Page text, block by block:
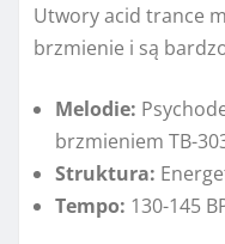
Utwory acid trance
brzmienie i są
Melodie:
brzmieniem TB-
Struktura:
Tempo: 130-145